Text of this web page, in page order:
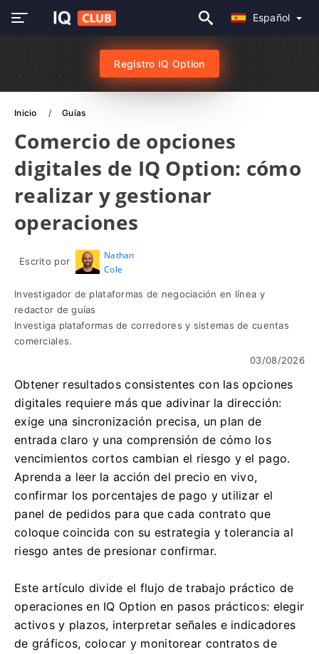
Español
Registro IQ Option
Inicio Guías
Comercio de opciones
digitales de IQ Option: cómo
realizar y gestionar
operaciones
Escrito por
Nathan
Cole
Investigador de plataformas de negociación en línea y
redactor de guías
Investiga plataformas de corredores y sistemas de cuentas
comerciales.
03/08/2026
Obtener resultados consistentes con las opciones
digitales requiere más que adivinar la dirección:
exige una sincronización precisa, un plan de
entrada claro y una comprensión de cómo los
vencimientos cortos cambian el riesgo y el pago.
Aprenda a leer la acción del precio en vivo,
confirmar los porcentajes de pago y utilizar el
panel de pedidos para que cada contrato que
coloque coincida con su estrategia y tolerancia al
riesgo antes de presionar confirmar.
Este artículo divide el flujo de trabajo práctico de
operaciones en IQ Option en pasos prácticos: elegir
activos y plazos, interpretar señales e indicadores
de gráficos, colocar y monitorear contratos de